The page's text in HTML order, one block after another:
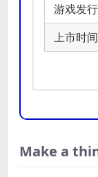
游戏发行
上市时间
Make a